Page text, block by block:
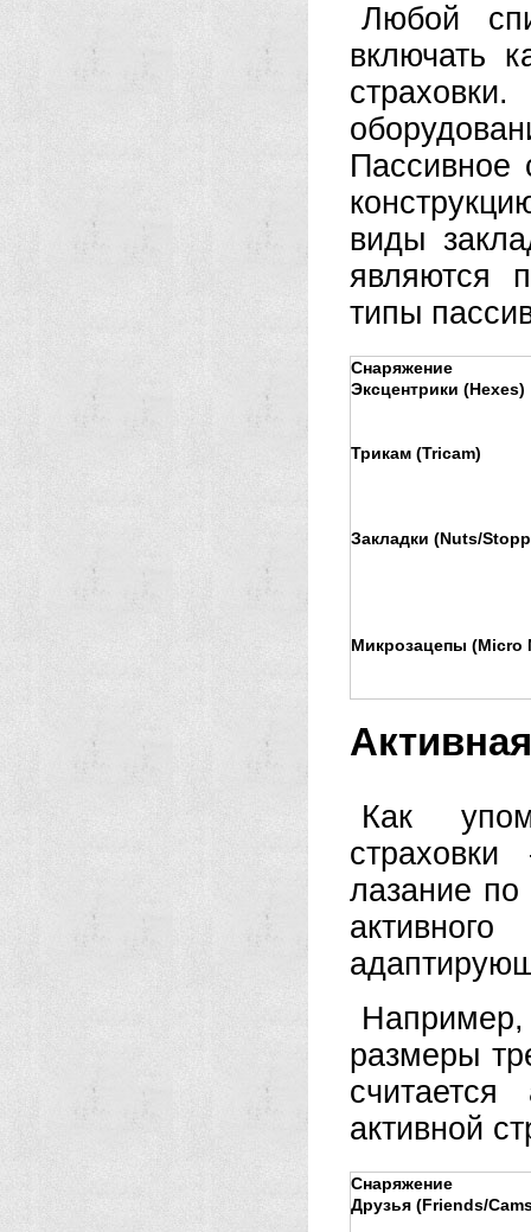
Любой
включать
Пассивное
виды
являются
типы
Снаряжение
Эксцентрики (Hexes)
Трикам (Tricam)
Закладки (Nuts/
Микрозацепы (Micro
Как
лазание по
Например,
размеры
активной
Снаряжение
Друзья (Friends/